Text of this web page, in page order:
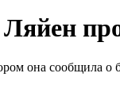
она сообщила о